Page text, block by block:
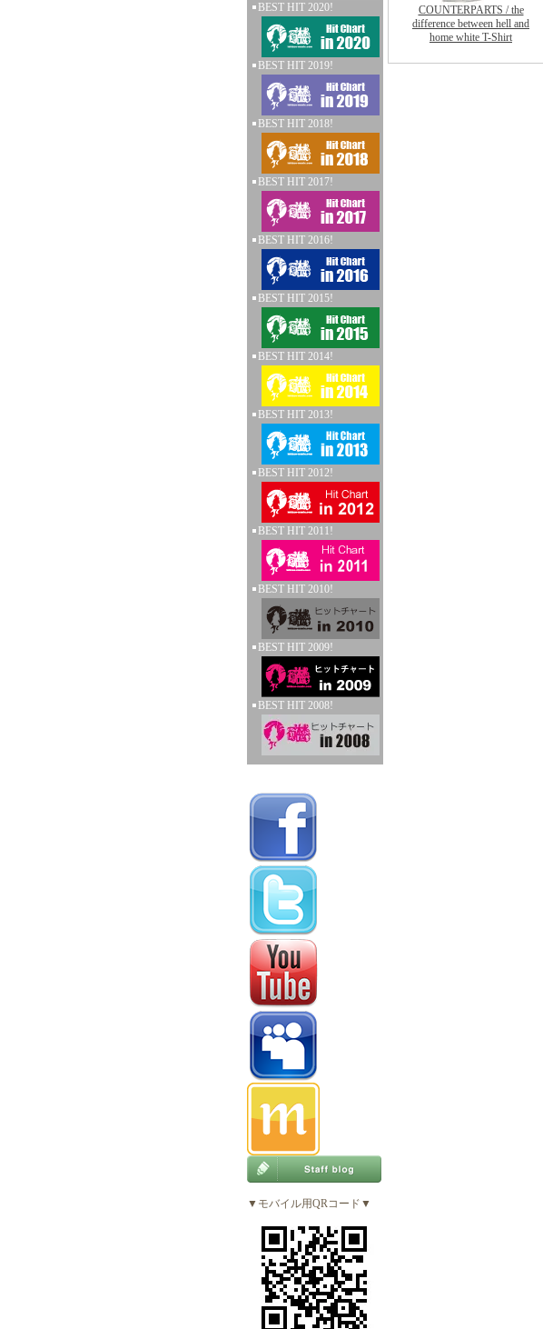
BEST HIT 2020!
BEST HIT 2019!
BEST HIT 2018!
BEST HIT 2017!
BEST HIT 2016!
BEST HIT 2015!
BEST HIT 2014!
BEST HIT 2013!
BEST HIT 2012!
BEST HIT 2011!
BEST HIT 2010!
BEST HIT 2009!
BEST HIT 2008!
▼モバイル用QRコード▼
COUNTERPARTS / the
difference between hell and
home white T-Shirt